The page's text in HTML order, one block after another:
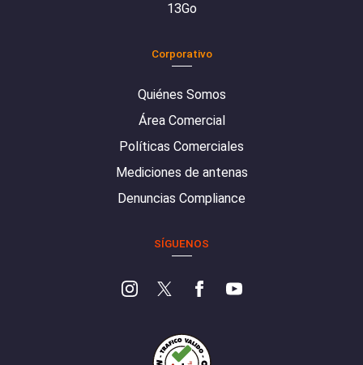
13Go
Corporativo
Quiénes Somos
Área Comercial
Políticas Comerciales
Mediciones de antenas
Denuncias Compliance
SÍGUENOS